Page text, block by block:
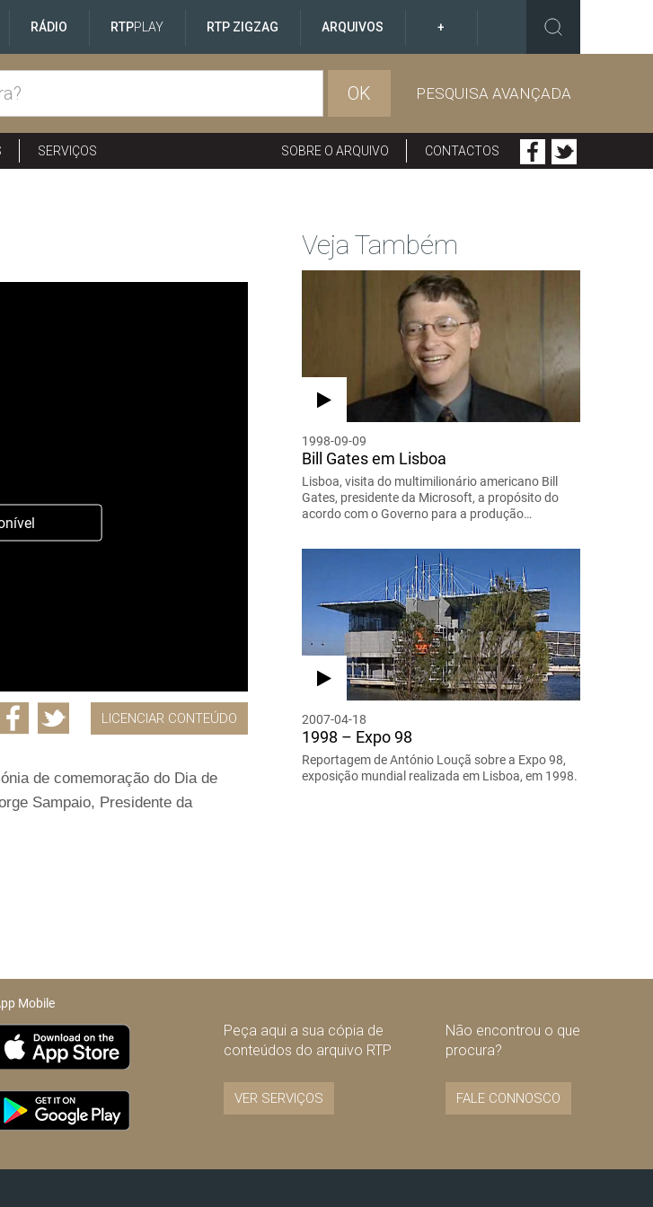
RÁDIO RTPPLAY RTP ZIGZAG ARQUIVOS +
OK PESQUISA AVANÇADA
SERVIÇOS SOBRE O ARQUIVO CONTACTOS
LICENCIAR CONTEÚDO
de comemoração do Dia de
Sampaio, Presidente da
Veja Também
1998-09-09
Bill Gates em Lisboa
Lisboa, visita do multimilionário americano Bill
Gates, presidente da Microsoft, a propósito do
acordo com o Governo para a produção…
2007-04-18
1998 – Expo 98
Reportagem de António Louçã sobre a Expo 98,
exposição mundial realizada em Lisboa, em 1998.
Mobile
Peça aqui a sua cópia de
conteúdos do arquivo RTP
VER SERVIÇOS
Não encontrou o que
procura?
FALE CONNOSCO